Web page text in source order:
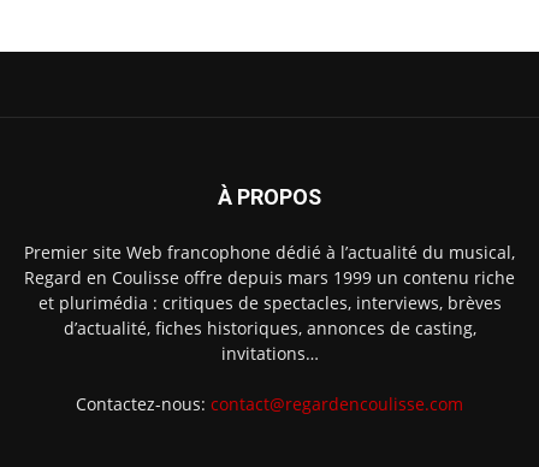
À PROPOS
Premier site Web francophone dédié à l’actualité du musical,
Regard en Coulisse offre depuis mars 1999 un contenu riche
et plurimédia : critiques de spectacles, interviews, brèves
d’actualité, fiches historiques, annonces de casting,
invitations…
Contactez-nous: contact@regardencoulisse.com